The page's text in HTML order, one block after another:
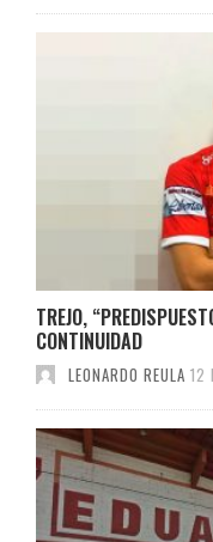
TREJO,
CONTINUIDAD
LEONARDO REULA 12